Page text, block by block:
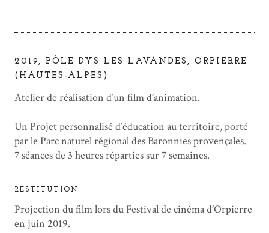
2019, PÔLE DYS LES LAVANDES, ORPIERRE
(HAUTES-ALPES)
Atelier de réalisation d’un film d’animation.
Un Projet personnalisé d’éducation au territoire, porté
par le Parc naturel régional des Baronnies provençales.
7 séances de 3 heures réparties sur 7 semaines.
RESTITUTION
Projection du film lors du Festival de cinéma d’Orpierre
en juin 2019.